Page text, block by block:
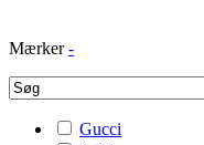
Mærker -
Gucci